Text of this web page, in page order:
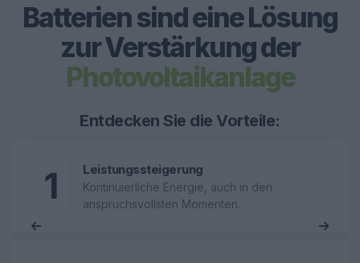
Batterien sind eine Lösung
zur Verstärkung der
Photovoltaikanlage
Entdecken Sie die Vorteile:
1 Leistungssteigerung
Kontinuierliche Energie, auch in den
anspruchsvollsten Momenten.